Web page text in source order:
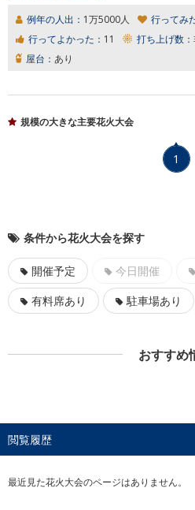
例年の人出： 1万5000人 行ってみ
行ってよかった： 11 打ち上げ数：
屋台： あり
規模の大きな主要花火大会
1
条件から花火大会を探す
開催予定 今日開催
有料席あり
駐車場あり
おすすめ
閲覧履歴
最近見た花火大会のページはありません。